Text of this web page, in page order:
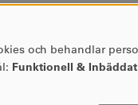
och behandlar
Funktionell &